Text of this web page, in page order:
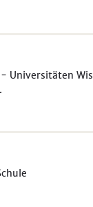
Universitäten